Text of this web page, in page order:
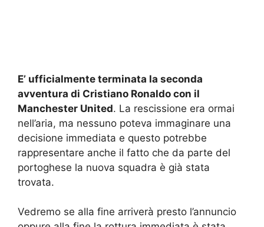
E’ ufficialmente terminata la seconda
avventura di Cristiano Ronaldo con il
Manchester United. La rescissione era ormai
nell’aria, ma nessuno poteva immaginare una
decisione immediata e questo potrebbe
rappresentare anche il fatto che da parte del
portoghese la nuova squadra è già stata
trovata.
Vedremo se alla fine arriverà presto l’annuncio